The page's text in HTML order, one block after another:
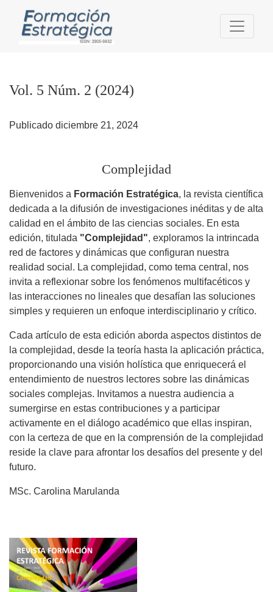
Vol. 5 Núm. 2 (2024)
Publicado diciembre 21, 2024
Complejidad
Bienvenidos a Formación Estratégica, la revista científica
dedicada a la difusión de investigaciones inéditas y de alta
calidad en el ámbito de las ciencias sociales. En esta
edición, titulada "Complejidad", exploramos la intrincada
red de factores y dinámicas que configuran nuestra
realidad social. La complejidad, como tema central, nos
invita a reflexionar sobre los fenómenos multifacéticos y
las interacciones no lineales que desafían las soluciones
simples y requieren un enfoque interdisciplinario y crítico.
Cada artículo de esta edición aborda aspectos distintos de
la complejidad, desde la teoría hasta la aplicación práctica,
proporcionando una visión holística que enriquecerá el
entendimiento de nuestros lectores sobre las dinámicas
sociales complejas. Invitamos a nuestra audiencia a
sumergirse en estas contribuciones y a participar
activamente en el diálogo académico que ellas inspiran,
con la certeza de que en la comprensión de la complejidad
reside la clave para afrontar los desafíos del presente y del
futuro.
MSc. Carolina Marulanda